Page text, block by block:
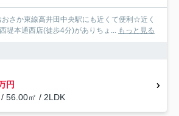
さか東線高井田中央駅にも近くて便利☆近く
堤本通西店(徒歩4分)がありちょ... もっと見る
円
56.00㎡ / 2LDK